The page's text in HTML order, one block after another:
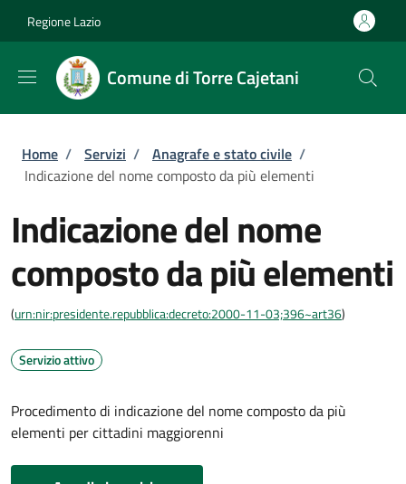
Regione Lazio
Comune di Torre Cajetani
Briciole di pane
Home / Servizi / Anagrafe e stato civile /
Indicazione del nome composto da più elementi
Indicazione del nome
composto da più elementi
(urn:nir:presidente.repubblica:decreto:2000-11-03;396~art36)
Servizio attivo
Procedimento di indicazione del nome composto da più
elementi per cittadini maggiorenni